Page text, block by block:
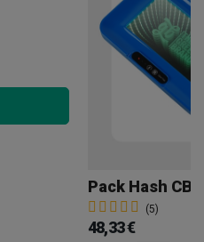
Pack Hash
(5)
48,33 €